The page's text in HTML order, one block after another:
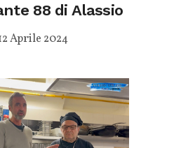
88 di Alassio
Aprile 2024